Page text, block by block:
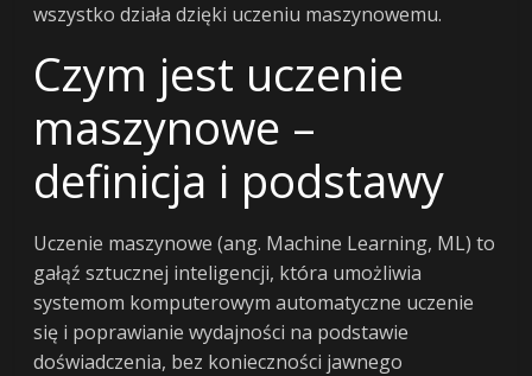
finanse,
podróże,
lifestyle
wszystko działa dzięki uczeniu maszynowemu.
Czym jest uczenie
maszynowe –
definicja i podstawy
Uczenie maszynowe (ang. Machine Learning, ML) to
gałąź sztucznej inteligencji, która umożliwia
systemom komputerowym automatyczne uczenie
się i poprawianie wydajności na podstawie
doświadczenia, bez konieczności jawnego